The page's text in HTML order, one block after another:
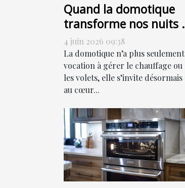
Quand la domotique
transforme nos nuits :
allumer, programmer
ou sensoriser ?
4 juin 2026 09:38
La domotique n’a plus seulement
vocation à gérer le chauffage ou
les volets, elle s’invite désormais
au cœur...